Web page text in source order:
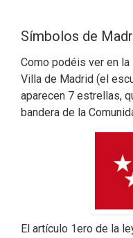
Símbolos de
Como podéis ver en
Villa de Madrid (el
aparecen 7 estrellas,
bandera de la
El artículo 1ero de la